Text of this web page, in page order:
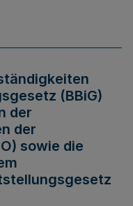
(BBiG)
der
der
sowie die